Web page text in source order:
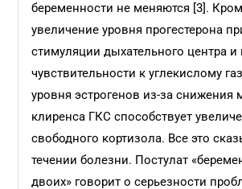
беременности не меняются [3].
увеличение уровня прогестерона
стимуляции дыхательного центра
чувствительности к углекислому
уровня эстрогенов из-за снижения
клиренса ГКС способствует
свободного кортизола. Все это
течении болезни. Постулат
двоих» говорит о серьезности